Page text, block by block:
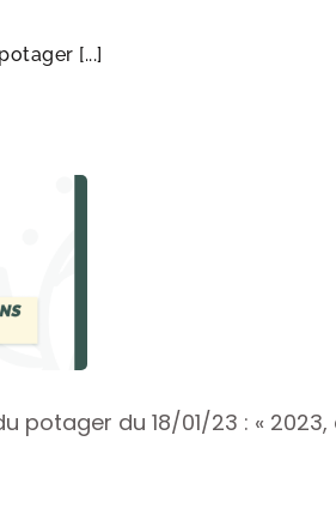
[...]
potager du 18/01/23 : «